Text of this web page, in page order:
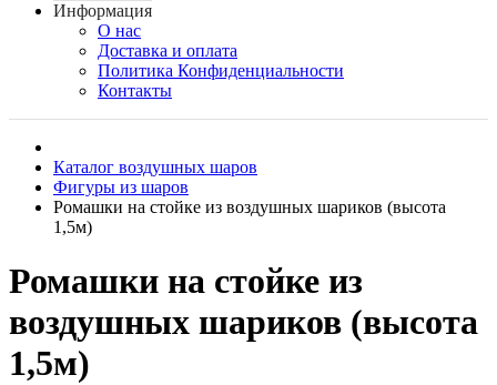
Информация
О нас
Доставка и оплата
Политика Конфиденциальности
Контакты
Каталог воздушных шаров
Фигуры из шаров
Ромашки на стойке из воздушных шариков (высота
1,5м)
Ромашки на стойке из
воздушных шариков (высота
1,5м)